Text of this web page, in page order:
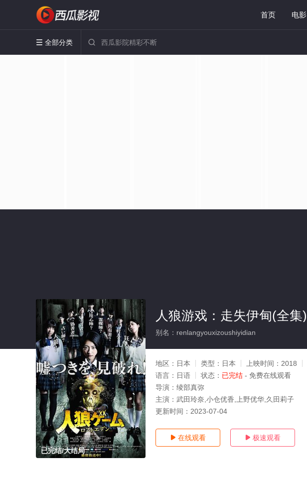
首页 电影
 全部分类 
已完结/大结局
人狼游戏：走失伊甸(全集)
别名：renlangyouxizoushiyidian
地区： 日本 类型： 日本 上映时间： 2018
语言： 日语 状态： 已完结 - 免费在线观看
导演： 绫部真弥
主演： 武田玲奈,小仓优香,上野优华,久田莉子
更新时间： 2023-07-04
 在线观看  极速观看